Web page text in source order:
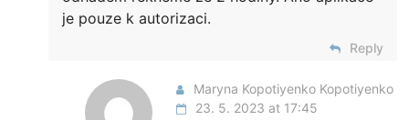
je pouze k autorizaci.
Reply
Maryna Kopotiyenko Kopotiyenko
23. 5. 2023 at 17:45